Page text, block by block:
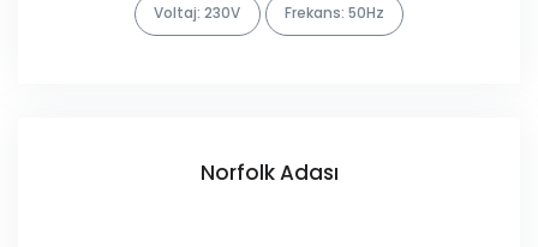
Voltaj: 230V Frekans: 50Hz
Norfolk Adası